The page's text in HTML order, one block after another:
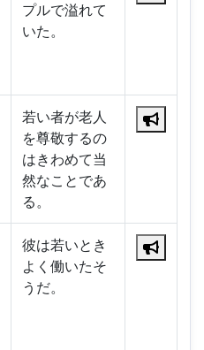
プルで溢れて
いた。
若い者が老人
を尊敬するの
はきわめて当
然なことであ
る。
彼は若いとき
よく働いたそ
うだ。